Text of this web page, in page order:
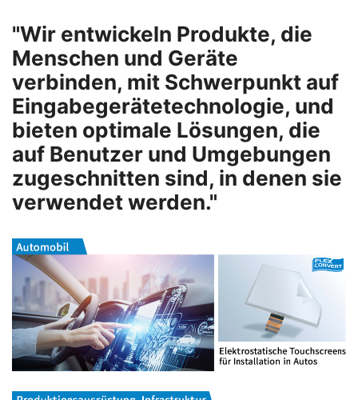
"Wir entwickeln Produkte, die
Menschen und Geräte
verbinden, mit Schwerpunkt auf
Eingabegerätetechnologie, und
bieten optimale Lösungen, die
auf Benutzer und Umgebungen
zugeschnitten sind, in denen sie
verwendet werden."